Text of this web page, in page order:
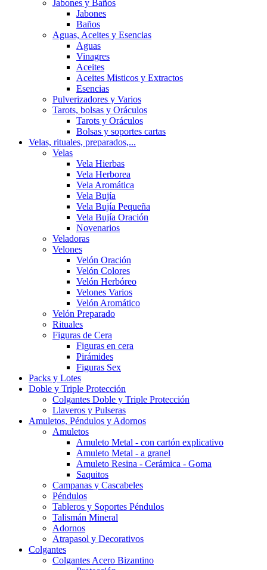
Jabones y Baños
Jabones
Baños
Aguas, Aceites y Esencias
Aguas
Vinagres
Aceites
Aceites Misticos y Extractos
Esencias
Pulverizadores y Varios
Tarots, bolsas y Oráculos
Tarots y Oráculos
Bolsas y soportes cartas
Velas, rituales, preparados,...
Velas
Vela Hierbas
Vela Herborea
Vela Aromática
Vela Bujía
Vela Bujía Pequeña
Vela Bujía Oración
Novenarios
Veladoras
Velones
Velón Oración
Velón Colores
Velón Herbóreo
Velones Varios
Velón Aromático
Velón Preparado
Rituales
Figuras de Cera
Figuras en cera
Pirámides
Figuras Sex
Packs y Lotes
Doble y Triple Protección
Colgantes Doble y Triple Protección
Llaveros y Pulseras
Amuletos, Péndulos y Adornos
Amuletos
Amuleto Metal - con cartón explicativo
Amuleto Metal - a granel
Amuleto Resina - Cerámica - Goma
Saquitos
Campanas y Cascabeles
Péndulos
Tableros y Soportes Péndulos
Talismán Mineral
Adornos
Atrapasol y Decorativos
Colgantes
Colgantes Acero Bizantino